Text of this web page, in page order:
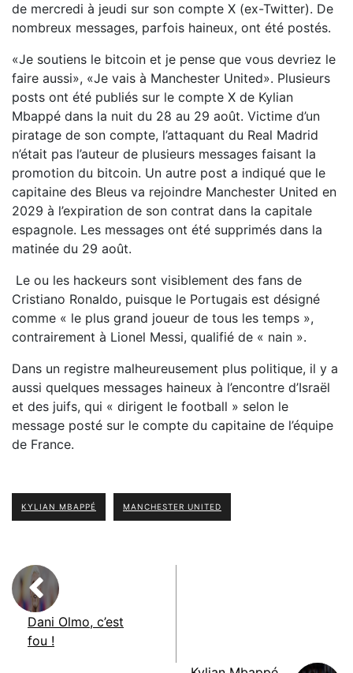
de mercredi à jeudi sur son compte X (ex-Twitter). De
nombreux messages, parfois haineux, ont été postés.
«Je soutiens le bitcoin et je pense que vous devriez le
faire aussi», «Je vais à Manchester United». Plusieurs
posts ont été publiés sur le compte X de Kylian
Mbappé dans la nuit du 28 au 29 août. Victime d’un
piratage de son compte, l’attaquant du Real Madrid
n’était pas l’auteur de plusieurs messages faisant la
promotion du bitcoin. Un autre post a indiqué que le
capitaine des Bleus va rejoindre Manchester United en
2029 à l’expiration de son contrat dans la capitale
espagnole. Les messages ont été supprimés dans la
matinée du 29 août.
Le ou les hackeurs sont visiblement des fans de
Cristiano Ronaldo, puisque le Portugais est désigné
comme « le plus grand joueur de tous les temps »,
contrairement à Lionel Messi, qualifié de « nain ».
Dans un registre malheureusement plus politique, il y a
aussi quelques messages haineux à l’encontre d’Israël
et des juifs, qui « dirigent le football » selon le
message posté sur le compte du capitaine de l’équipe
de France.
KYLIAN MBAPPÉ MANCHESTER UNITED
Dani Olmo, c’est
fou !